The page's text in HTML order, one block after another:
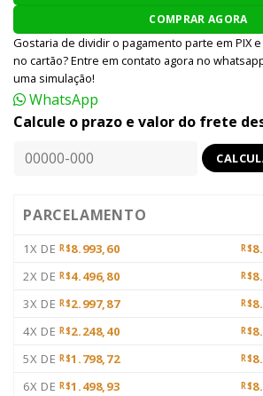
COMPRAR AGORA
Gostaria de dividir o pagamento parte em PIX
no cartão? Entre em contato agora no
uma simulação!
WhatsApp
Calcule o prazo e valor do frete
PARCELAMENTO
1X DE R$8.993,60 R$
2X DE R$4.496,80 R$
3X DE R$2.997,87 R$
4X DE R$2.248,40 R$
5X DE R$1.798,72 R$
6X DE R$1.498,93 R$